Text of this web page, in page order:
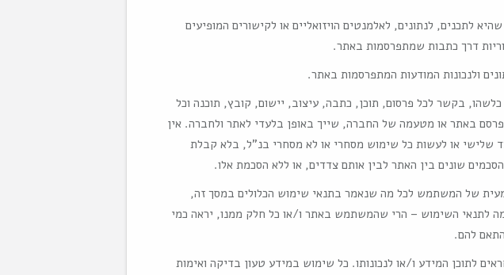
לתכנים, לנתונים, לאלמנטים הויזואליים או לקישורים המופיעים
דרך כתבות שמתפרסמות באתר.
כלשהו, בקשר לכל פרסום, תוכן, כתבה, עיצוב, יישום, קובץ, תוכנה וכל
באתר או מטעמה של החברה, שייך באופן בלעדי לאתר ולחברה. אין
שלישי או לעשות כל שימוש מסחרי או לא מסחרי בנ"ל, בלא קבלת
שונים בין האתר לבין אותם צדדים, או ללא הסכמת אלו.
של המשתמש לכל מה שנאמר בתנאי שימוש הכלולים במסך זה,
לתנאי השימוש – הרי שהמשתמש באתר ו/או כל חלק ממנו, יראה כמי
להם.
לתוכן המידע ו/או לנכונותו. כל שימוש במידע טעון בדיקה ואימות